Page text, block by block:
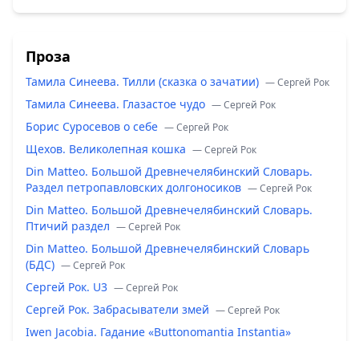
Проза
Тамила Синеева. Тилли (сказка о зачатии) — Сергей Рок
Тамила Синеева. Глазастое чудо — Сергей Рок
Борис Суросевов о себе — Сергей Рок
Щехов. Великолепная кошка — Сергей Рок
Din Matteo. Большой Древнечелябинский Словарь.
Раздел петропавловских долгоносиков — Сергей Рок
Din Matteo. Большой Древнечелябинский Словарь.
Птичий раздел — Сергей Рок
Din Matteo. Большой Древнечелябинский Словарь
(БДС) — Сергей Рок
Сергей Рок. U3 — Сергей Рок
Сергей Рок. Забрасыватели змей — Сергей Рок
Iwen Jacobia. Гадание «Buttonomantia Instantia»